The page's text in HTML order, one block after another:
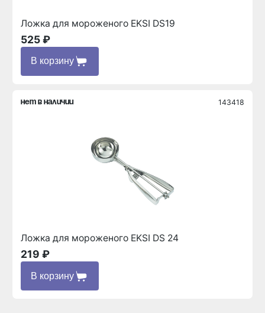
Ложка для мороженого EKSI DS19
525 ₽
В корзину
нет в наличии 143418
Ложка для мороженого EKSI DS 24
219 ₽
В корзину